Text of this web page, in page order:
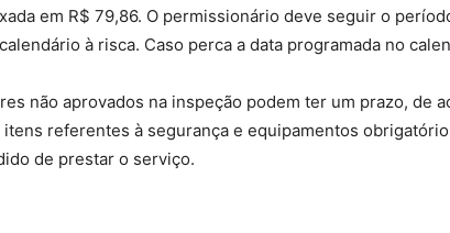
em R$ 79,86. O permissionário deve seguir o
à risca. Caso perca a data programada no
não aprovados na inspeção podem ter um prazo, de
referentes à segurança e equipamentos
de prestar o serviço.